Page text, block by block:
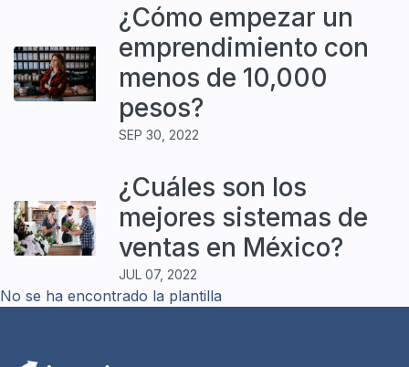
¿Cómo empezar un
emprendimiento con
menos de 10,000
pesos?
SEP 30, 2022
¿Cuáles son los
mejores sistemas de
ventas en México?
JUL 07, 2022
No se ha encontrado la plantilla